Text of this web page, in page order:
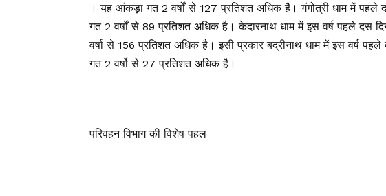
। यह आंकड़ा गत 2 वर्षों से 127 प्रतिशत अधिक है। गंगोत्री धाम में पहले
गत 2 वर्षों से 89 प्रतिशत अधिक है। केदारनाथ धाम में इस वर्ष पहले दस
वर्षा से 156 प्रतिशत अधिक है। इसी प्रकार बद्रीनाथ धाम में इस वर्ष
गत 2 वर्षो से 27 प्रतिशत अधिक है।
परिवहन विभाग की विशेष पहल